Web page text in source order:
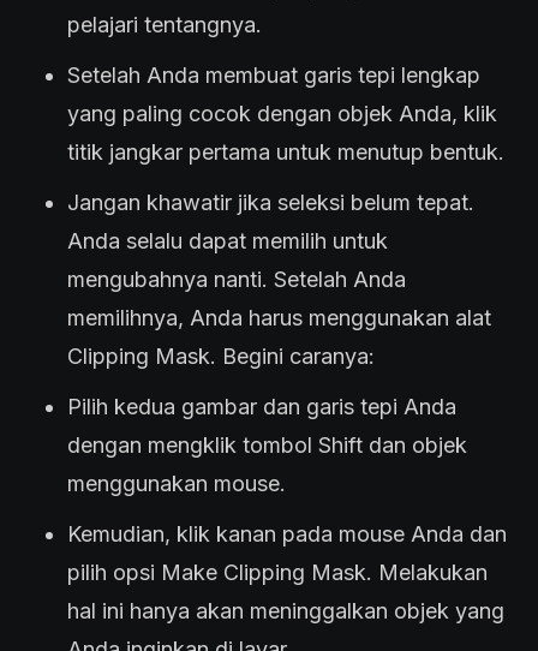
pelajari tentangnya.
Setelah Anda membuat garis tepi lengkap
yang paling cocok dengan objek Anda, klik
titik jangkar pertama untuk menutup bentuk.
Jangan khawatir jika seleksi belum tepat.
Anda selalu dapat memilih untuk
mengubahnya nanti. Setelah Anda
memilihnya, Anda harus menggunakan alat
Clipping Mask. Begini caranya:
Pilih kedua gambar dan garis tepi Anda
dengan mengklik tombol Shift dan objek
menggunakan mouse.
Kemudian, klik kanan pada mouse Anda dan
pilih opsi Make Clipping Mask. Melakukan
hal ini hanya akan meninggalkan objek yang